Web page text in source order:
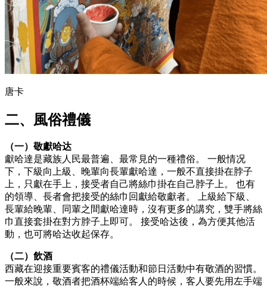
唐卡
二、風俗禮儀
（一）敬獻哈达
獻哈達是藏族人民最普遍、最常見的一種禮俗。 一般情况
下，下級向上級、晚輩向長輩獻哈達，一般不直接掛在脖子
上，只獻在手上，接受者自己將絲巾掛在自己脖子上。 也有
的領導、長者會把接受的絲巾回獻給敬獻者。 上級給下級、
長輩給晚輩、同輩之間獻哈達時，沒有更多的講究，雙手將絲
巾直接套掛在對方脖子上即可。 接受哈达後，為方便其他活
動，也可將哈达收起保存。
（二）飲酒
西藏在迎接重要賓客的禮儀活動和節日活動中有敬酒的習慣。
一般來說，敬酒者把酒杯端給客人的時候，客人要先用左手端